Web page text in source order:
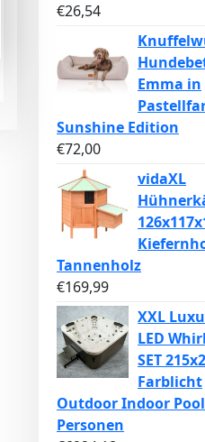
€26,54
Emma in
Sunshine Edition
€72,00
vidaXL
Tannenholz
€169,99
XXL
LED
SET
Farblicht
Outdoor Indoor
Personen